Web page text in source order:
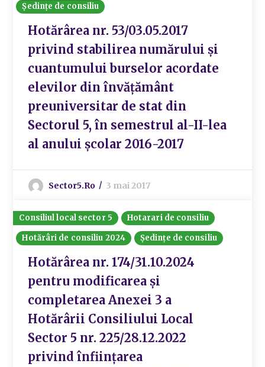
Ședințe de consiliu
Hotărârea nr. 53/03.05.2017
privind stabilirea numărului și
cuantumului burselor acordate
elevilor din învățământ
preuniversitar de stat din
Sectorul 5, în semestrul al-II-lea
al anului școlar 2016-2017
Sector5.ro 3 mai 2017
Consiliul local sector 5
Hotarari de consiliu
Hotărâri de consiliu 2024
Ședințe de consiliu
Hotărârea nr. 174/31.10.2024
pentru modificarea și
completarea Anexei 3 a
Hotărârii Consiliului Local
Sector 5 nr. 225/28.12.2022
privind înființarea